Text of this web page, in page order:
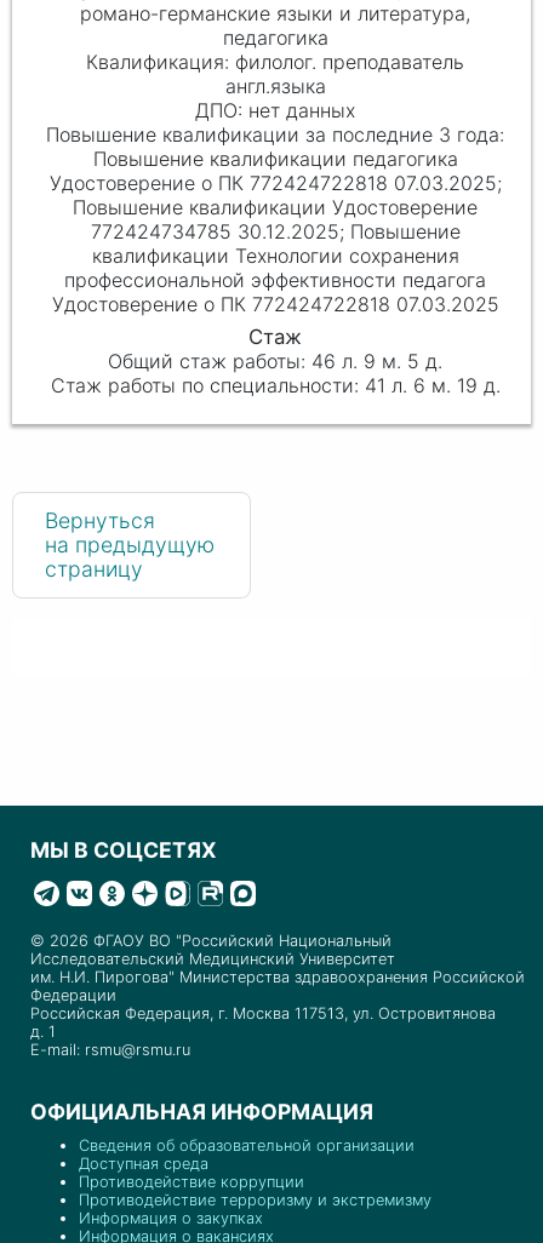
романо-германские языки и литература,
педагогика
филолог. преподаватель
англ.языка
нет данных
Повышение квалификации педагогика
Удостоверение о ПК 772424722818 07.03.2025;
Повышение квалификации Удостоверение
772424734785 30.12.2025; Повышение
квалификации Технологии сохранения
профессиональной эффективности педагога
Удостоверение о ПК 772424722818 07.03.2025
46 л. 9 м. 5 д.
41 л. 6 м. 19 д.
Вернуться
на предыдущую
страницу
МЫ В СОЦСЕТЯХ
© 2026 ФГАОУ ВО "Российский Национальный
Исследовательский Медицинский Университет
им. Н.И. Пирогова" Министерства здравоохранения Российской
Федерации
Российская Федерация, г. Москва 117513, ул. Островитянова
д. 1
E-mail: rsmu@rsmu.ru
ОФИЦИАЛЬНАЯ ИНФОРМАЦИЯ
Сведения об образовательной организации
Доступная среда
Противодействие коррупции
Противодействие терроризму и экстремизму
Информация о закупках
Информация о вакансиях